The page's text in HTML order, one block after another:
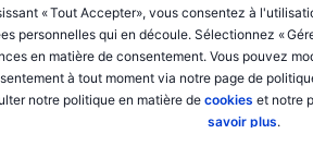
« Tout Accepter», vous consentez à
personnelles qui en découle. Sélectionnez «
en matière de consentement. Vous pouvez
à tout moment via notre page de
notre politique en matière de cookies et notre
savoir plus.
XXXXXXX
XXXXXXX